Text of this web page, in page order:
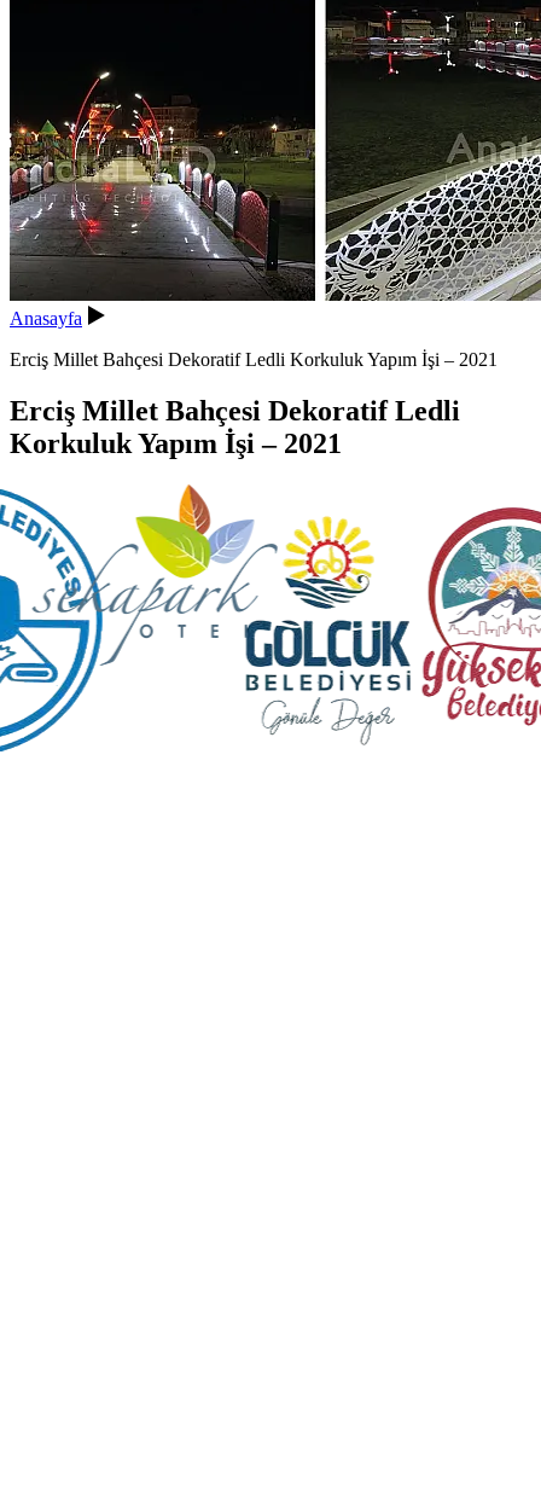
Anasayfa
Erciş Millet Bahçesi Dekoratif Ledli Korkuluk Yapım İşi – 2021
Erciş Millet Bahçesi Dekoratif Ledli
Korkuluk Yapım İşi – 2021